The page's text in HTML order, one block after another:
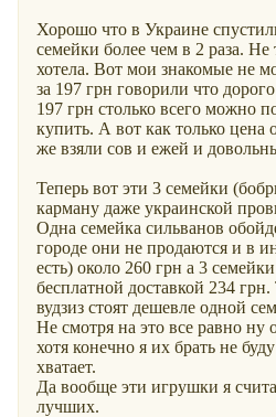
Хорошо что в Украине
семейки более чем в 2 раза. Не
хотела. Вот мои знакомые не
за 197 грн говорили что
197 грн столько всего можно
купить. А вот как только цена
же взяли сов и ежей и
Теперь вот эти 3 семейки
карману даже украинской
Одна семейка сильванов
городе они не продаются и в
есть) около 260 грн а 3
бесплатной доставкой 234
вудзиз стоят дешевле одной
Не смотря на это все равно ну
хотя конечно я их брать не
хватает.
Да вообще эти игрушки я
лучших.